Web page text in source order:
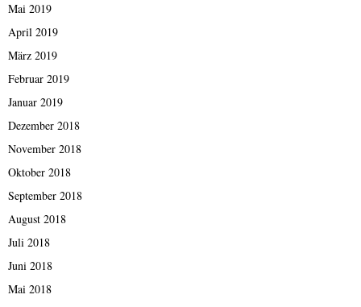
Mai 2019
April 2019
März 2019
Februar 2019
Januar 2019
Dezember 2018
November 2018
Oktober 2018
September 2018
August 2018
Juli 2018
Juni 2018
Mai 2018